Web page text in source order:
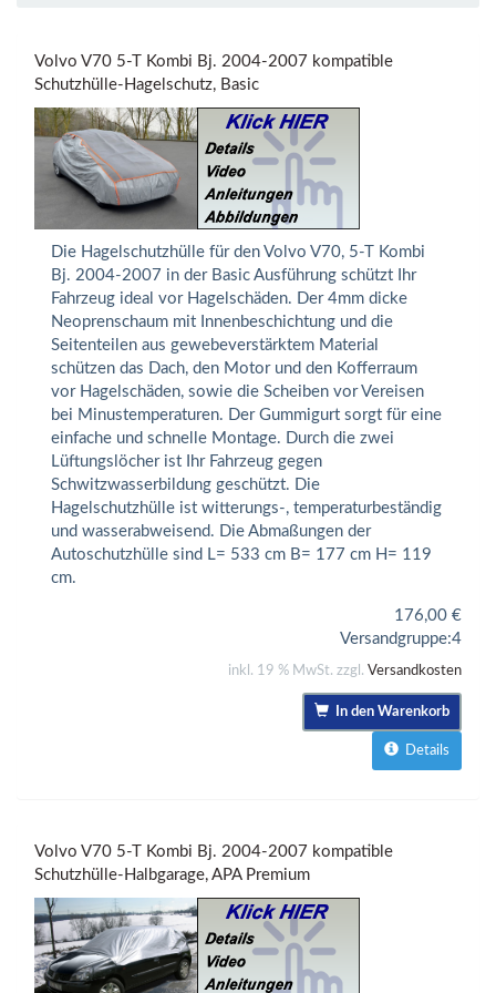
Volvo V70 5-T Kombi Bj. 2004-2007 kompatible
Schutzhülle-Hagelschutz, Basic
Die Hagelschutzhülle für den Volvo V70, 5-T Kombi
Bj. 2004-2007 in der Basic Ausführung schützt Ihr
Fahrzeug ideal vor Hagelschäden. Der 4mm dicke
Neoprenschaum mit Innenbeschichtung und die
Seitenteilen aus gewebeverstärktem Material
schützen das Dach, den Motor und den Kofferraum
vor Hagelschäden, sowie die Scheiben vor Vereisen
bei Minustemperaturen. Der Gummigurt sorgt für eine
einfache und schnelle Montage. Durch die zwei
Lüftungslöcher ist Ihr Fahrzeug gegen
Schwitzwasserbildung geschützt. Die
Hagelschutzhülle ist witterungs-, temperaturbeständig
und wasserabweisend. Die Abmaßungen der
Autoschutzhülle sind L= 533 cm B= 177 cm H= 119
cm.
176,00 €
Versandgruppe:4
inkl. 19 % MwSt. zzgl. Versandkosten
In den Warenkorb
Details
Volvo V70 5-T Kombi Bj. 2004-2007 kompatible
Schutzhülle-Halbgarage, APA Premium